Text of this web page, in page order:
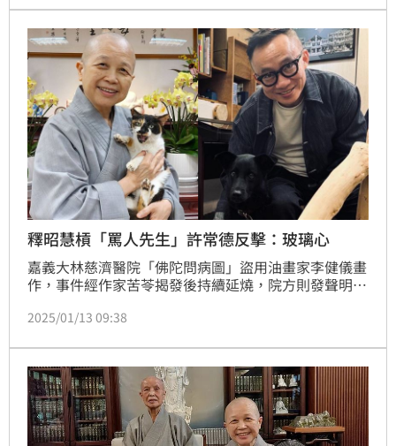
跳出來罵翻，而過去486先生上綜藝節目《康熙來了》
的片段被挖出，當時他還送了小S有祝福生子寓意的
「金鏟子」。
釋昭慧槓「罵人先生」許常德反擊：玻璃心
嘉義大林慈濟醫院「佛陀問病圖」盜用油畫家李健儀畫
作，事件經作家苦苓揭發後持續延燒，院方則發聲明表
慧數度發文表達看法，也與資深音樂人許常德槓上，今
2025/01/13 09:38